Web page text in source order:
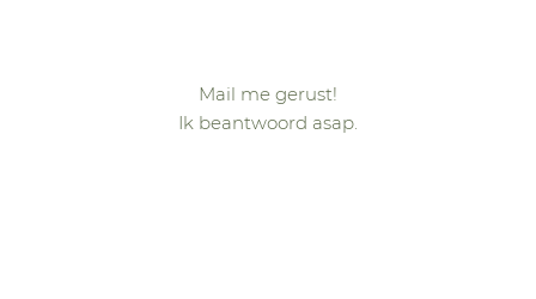
Mail me gerust!
Ik beantwoord asap.